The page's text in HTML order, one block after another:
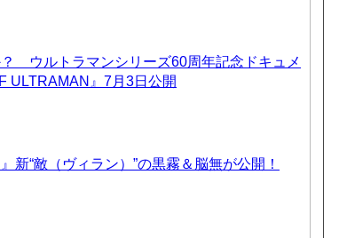
ウルトラマンシリーズ60周年記念ドキュメ
ULTRAMAN』7月3日公開
新“敵（ヴィラン）”の黒霧＆脳無が公開！